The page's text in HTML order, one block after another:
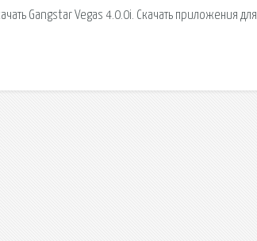
Gangstar Vegas 4.0.0i. Скачать приложения для